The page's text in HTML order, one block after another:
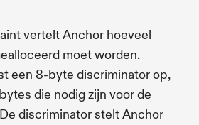
vertelt Anchor hoeveel
moet worden.
een 8-byte discriminator op,
die nodig zijn voor de
discriminator stelt Anchor